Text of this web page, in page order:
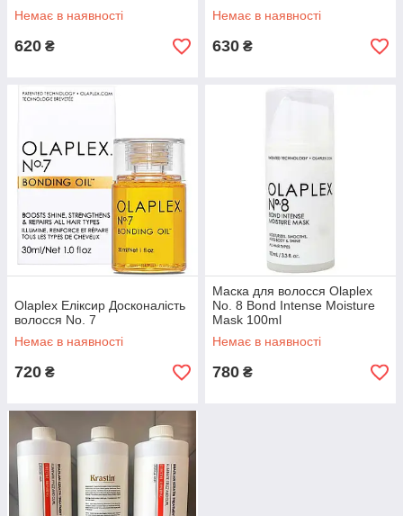
Немає в наявності
620 ₴
Немає в наявності
630 ₴
Olaplex Еліксир Досконалість
волосся No. 7
Немає в наявності
720 ₴
Маска для волосся Olaplex
No. 8 Bond Intense Moisture
Mask 100ml
Немає в наявності
780 ₴